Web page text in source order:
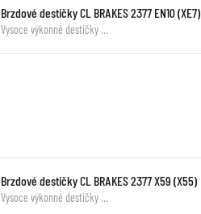
Brzdové destičky CL BRAKES 2377 EN10 (XE7)
Vysoce výkonné destičky …
Brzdové destičky CL BRAKES 2377 X59 (X55)
Vysoce výkonné destičky …